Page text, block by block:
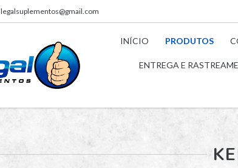
legalsuplementos@gmail.com
INÍCIO PRODUTOS
ENTREGA E